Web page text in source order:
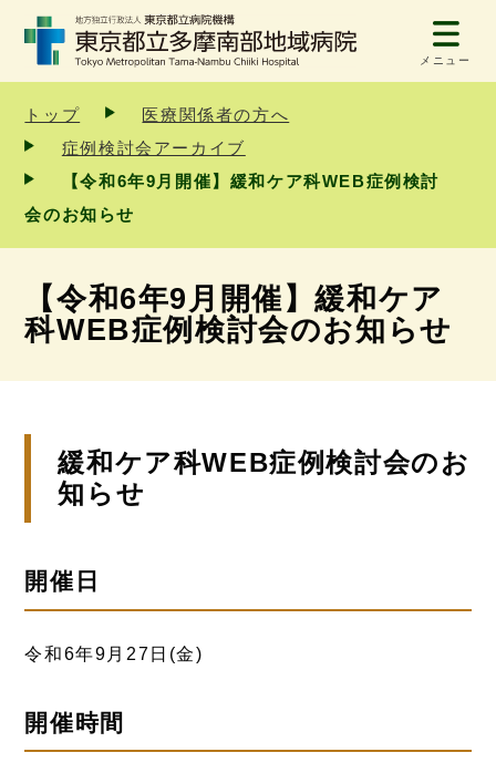
メニュー
トップ
医療関係者の方へ
症例検討会アーカイブ
【令和6年9月開催】緩和ケア科WEB症例検討
会のお知らせ
【令和6年9月開催】緩和ケア
科WEB症例検討会のお知らせ
緩和ケア科WEB症例検討会のお
知らせ
開催日
令和6年9月27日(金)
開催時間